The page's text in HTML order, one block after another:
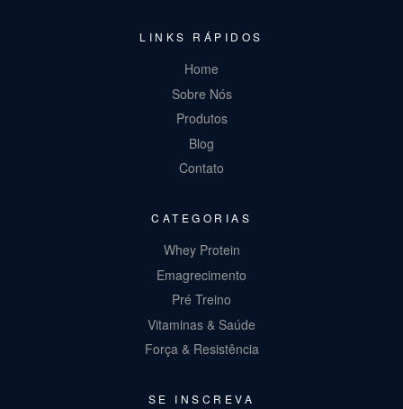
LINKS RÁPIDOS
Home
Sobre Nós
Produtos
Blog
Contato
CATEGORIAS
Whey Protein
Emagrecimento
Pré Treino
Vitaminas & Saúde
Força & Resistência
SE INSCREVA